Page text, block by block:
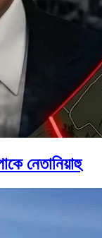
নেতানিয়াহু